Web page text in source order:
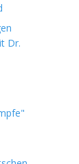
Dr.